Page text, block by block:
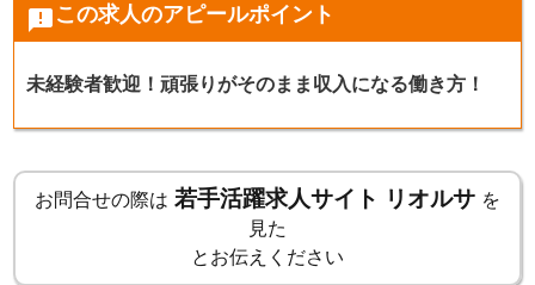
announcement この求人のアピールポイント
未経験者歓迎！頑張りがそのまま収入になる働き方！
お問合せの際は 若手活躍求人サイト リオルサ を
見た
とお伝えください